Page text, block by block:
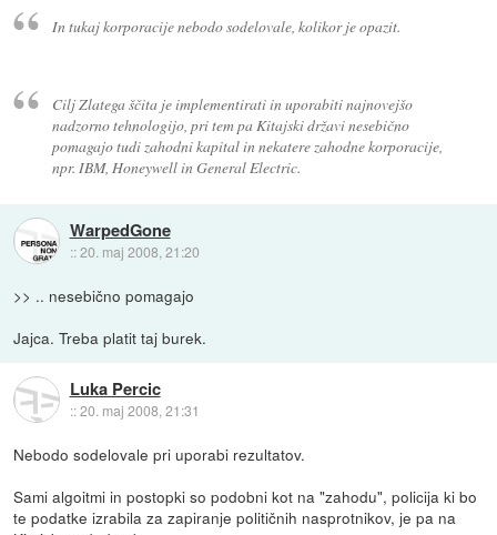
In tukaj korporacije nebodo sodelovale, kolikor je opazit.
Cilj Zlatega ščita je implementirati in uporabiti najnovejšo
nadzorno tehnologijo, pri tem pa Kitajski državi nesebično
pomagajo tudi zahodni kapital in nekatere zahodne korporacije,
npr. IBM, Honeywell in General Electric.
WarpedGone
::20. maj 2008, 21:20
>> .. nesebično pomagajo
Jajca. Treba platit taj burek.
Luka Percic
::20. maj 2008, 21:31
Nebodo sodelovale pri uporabi rezultatov.
Sami algoitmi in postopki so podobni kot na "zahodu", policija ki bo
te podatke izrabila za zapiranje političnih nasprotnikov, je pa na